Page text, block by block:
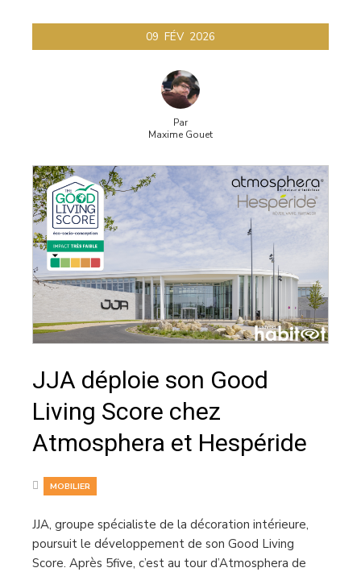
09 FÉV 2026
Par
Maxime Gouet
JJA déploie son Good
Living Score chez
Atmosphera et Hespéride
MOBILIER
JJA, groupe spécialiste de la décoration intérieure,
poursuit le développement de son Good Living
Score. Après 5five, c’est au tour d’Atmosphera de